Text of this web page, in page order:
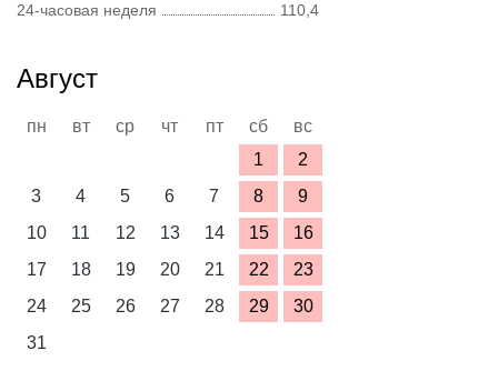
24-часовая неделя
110,4
Август
пн вт ср чт пт сб
вс
1
2
3
4 5 6 7 8
9
10
11 12 13 14 15
16
17
18 19 20 21 22
23
24
25 26 27 28 29
30
31